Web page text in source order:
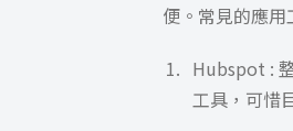
便。常見的應用
Hubspot :
工具，可惜